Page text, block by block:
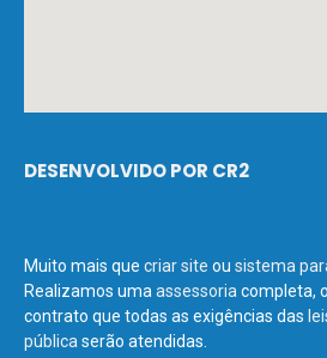
DESENVOLVIDO POR CR2
Muito mais que criar site ou sistema
Realizamos umaassessoriacompleta,
contrato que todas as exigências das
públicaserão atendidas.